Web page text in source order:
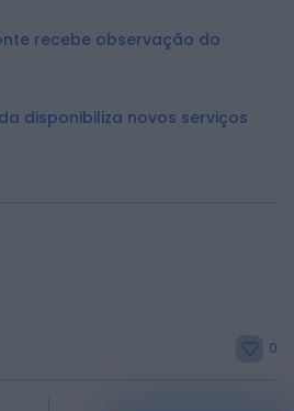
recebe observação do
disponibiliza novos serviços
0